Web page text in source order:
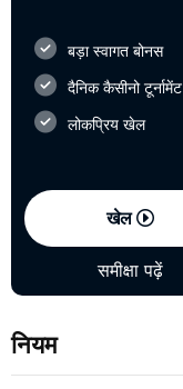
बड़ा स्वागत बोनस
दैनिक कैसीनो टूर्नामेंट
लोकप्रिय खेल
खेल
समीक्षा पढ़ें
नियम